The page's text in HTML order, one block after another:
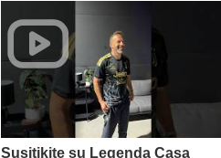
Susitikite su Legenda Casa